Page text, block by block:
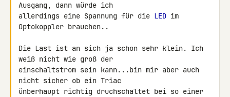
Ausgang, dann würde ich
allerdings eine Spannung für die LED im
Optokoppler brauchen..
Die Last ist an sich ja schon sehr klein. Ich
weiß nicht wie groß der
einschaltstrom sein kann...bin mir aber auch
nicht sicher ob ein Triac
ünberhaupt richtig druchschaltet bei so einer